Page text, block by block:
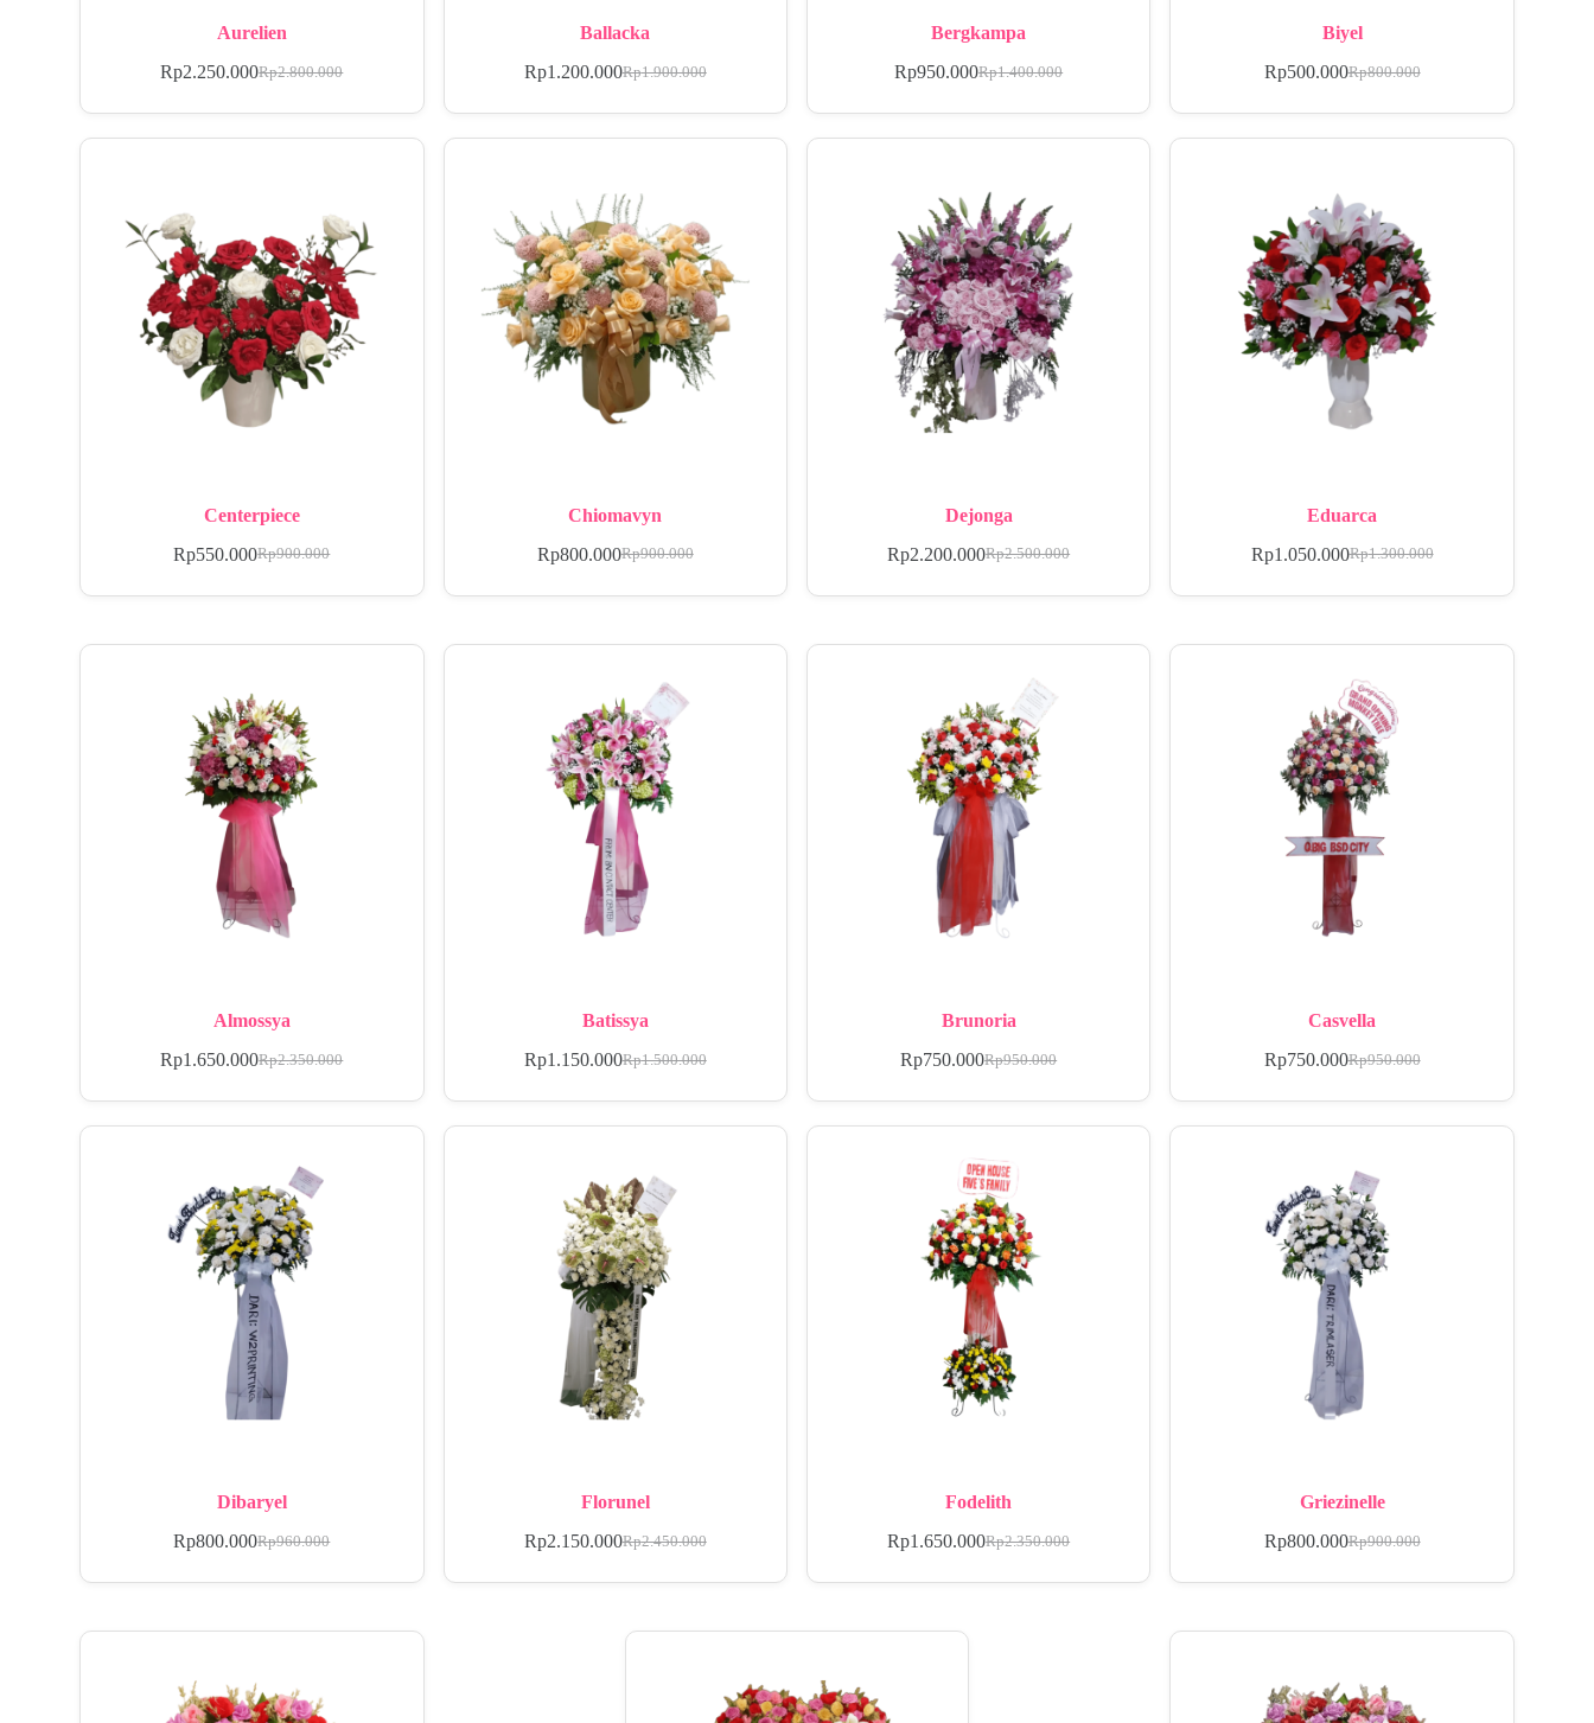
Aurelien
Rp2.800.000
Rp2.250.000
Ballacka
Rp1.900.000
Rp1.200.000
Bergkampa
Rp1.400.000
Rp950.000
Biyel
Rp800.000
Rp500.000
Centerpiece
Rp900.000
Rp550.000
Chiomavyn
Rp900.000
Rp800.000
Dejonga
Rp2.500.000
Rp2.200.000
Eduarca
Rp1.300.000
Rp1.050.000
Almossya
Rp2.350.000
Rp1.650.000
Batissya
Rp1.500.000
Rp1.150.000
Brunoria
Rp950.000
Rp750.000
Casvella
Rp950.000
Rp750.000
Dibaryel
Rp960.000
Rp800.000
Florunel
Rp2.450.000
Rp2.150.000
Fodelith
Rp2.350.000
Rp1.650.000
Griezinelle
Rp900.000
Rp800.000